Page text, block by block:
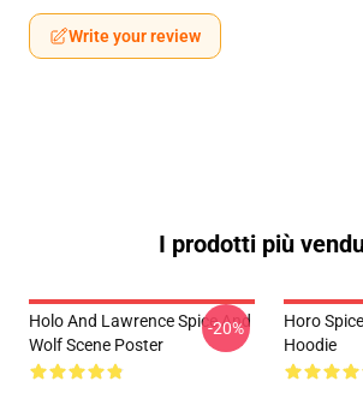
Write your review
I prodotti più
Holo And Lawrence Spice And
Wolf Scene Poster
-20%
Horo
Hoodie